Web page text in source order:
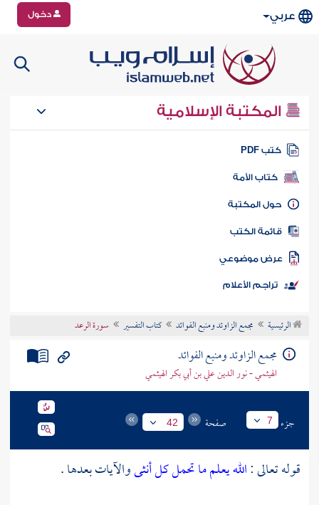
عربي دخول
المكتبة الإسلامية
كتب PDF
كتاب الأمة
المكتبة
الكتب
موضوعي
تراجم الأعلام
الرئيسية مجمع الزاوئد ومنبع الفوائد كتاب التفسير سورة الرعد
مجمع الزاوئد ومنبع الفوائد
الهيثمي - نور الدين علي بن أبي بكر الهيثمي
جزء 7 صفحة 42
قوله تعالى :الله يعلم ما تحمل كل أنثىوالآيات بعدها .